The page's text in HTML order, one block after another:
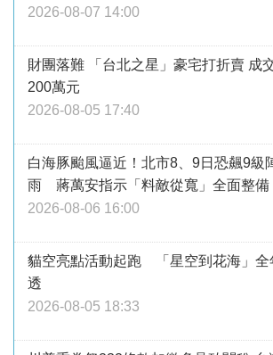
2026-08-07 14:00
財團落難 「台北之星」豪宅打折賣 成
200萬元
2026-08-05 17:40
白海豚颱風逼近！北市8、9日恐飆9級
雨 蔣萬安指示「料敵從寬」全面整備
2026-08-06 16:00
貓空亮點活動起跑 「星空到花海」全
透
2026-08-05 18:33